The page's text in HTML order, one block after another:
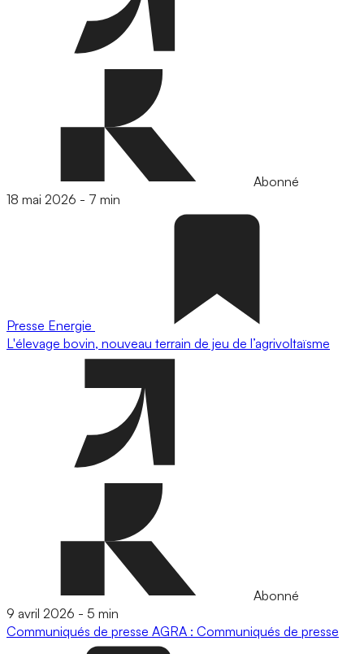
Abonné
18 mai 2026 - 7 min
Presse Energie
L'élevage bovin, nouveau terrain de jeu de l’agrivoltaïsme
Abonné
9 avril 2026 - 5 min
Communiqués de presse AGRA : Communiqués de presse